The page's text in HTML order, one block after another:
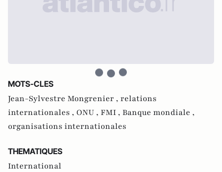
MOTS-CLES
Jean-Sylvestre Mongrenier , relations
internationales , ONU , FMI , Banque mondiale ,
organisations internationales
THEMATIQUES
International